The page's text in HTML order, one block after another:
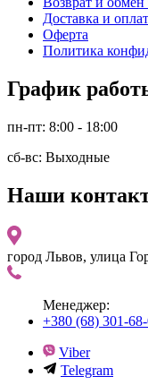
Доставка и
Оферта
Политика
График
пн-пт: 8:00 - 18:00
сб-вс: Выходные
Наши
город Львов, улица
Менеджер:
+380 (68) 301-
Viber
Telegram